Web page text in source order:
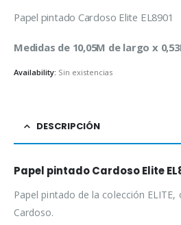
Papel pintado Cardoso Elite EL8901
Medidas de 10,05M de largo x
Availability: Sin existencias
DESCRIPCIÓN
Papel pintado Cardoso Elite
Papel pintado de la colección
Cardoso.